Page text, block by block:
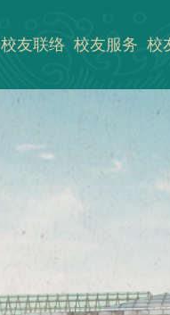
校友联络 校友服务 校